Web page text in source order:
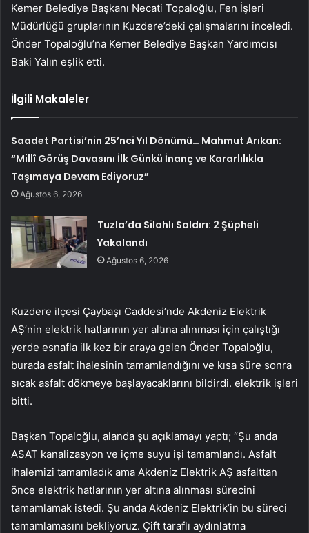
Kemer Belediye Başkanı Necati Topaloğlu, Fen İşleri
Müdürlüğü gruplarının Kuzdere’deki çalışmalarını inceledi.
Önder Topaloğlu’na Kemer Belediye Başkan Yardımcısı
Baki Yalın eşlik etti.
İlgili Makaleler
Saadet Partisi’nin 25’nci Yıl Dönümü… Mahmut Arıkan:
“Millî Görüş Davasını İlk Günkü İnanç ve Kararlılıkla
Taşımaya Devam Ediyoruz”
Ağustos 6, 2026
Tuzla’da Silahlı Saldırı: 2 Şüpheli
Yakalandı
Ağustos 6, 2026
Kuzdere ilçesi Çaybaşı Caddesi’nde Akdeniz Elektrik
AŞ’nin elektrik hatlarının yer altına alınması için çalıştığı
yerde esnafla ilk kez bir araya gelen Önder Topaloğlu,
burada asfalt ihalesinin tamamlandığını ve kısa süre sonra
sıcak asfalt dökmeye başlayacaklarını bildirdi. elektrik işleri
bitti.
Başkan Topaloğlu, alanda şu açıklamayı yaptı; “Şu anda
ASAT kanalizasyon ve içme suyu işi tamamlandı. Asfalt
ihalemizi tamamladık ama Akdeniz Elektrik AŞ asfalttan
önce elektrik hatlarının yer altına alınması sürecini
tamamlamak istedi. Şu anda Akdeniz Elektrik’in bu süreci
tamamlamasını bekliyoruz. Çift taraflı aydınlatma